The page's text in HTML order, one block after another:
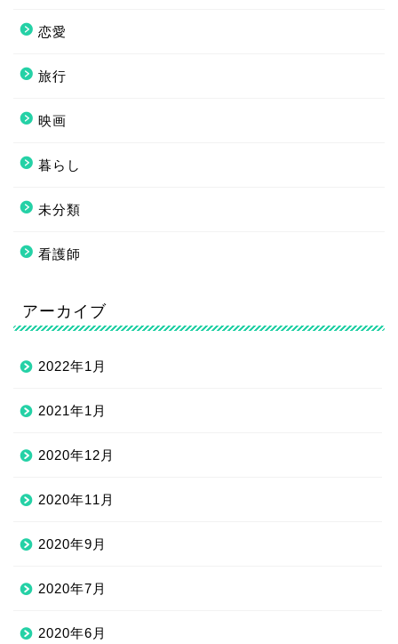
恋愛
旅行
映画
暮らし
未分類
看護師
アーカイブ
2022年1月
2021年1月
2020年12月
2020年11月
2020年9月
2020年7月
2020年6月